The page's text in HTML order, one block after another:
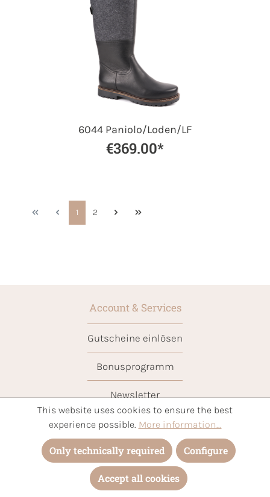
6044 Paniolo/Loden/LF
€369.00*
1 2
Account & Services
Gutscheine einlösen
Bonusprogramm
Newsletter
Cart
Terms of payment
Shipping
This website uses cookies to ensure the best
experience possible. More information...
Only technically required Configure
Accept all cookies